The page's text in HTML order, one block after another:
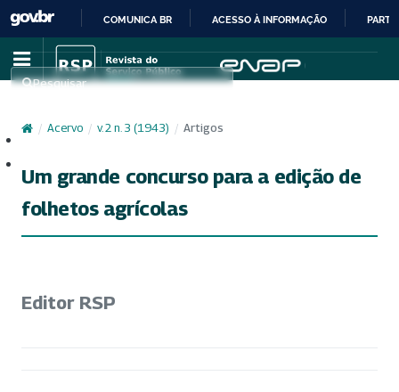
IR
PARA
CONTEÚDO
COMUNICA BR ACESSO À INFORMAÇÃO
Pesquisar
/ Acervo / v. 2 n. 3 (1943) / Artigos
Um grande concurso para a edição de
folhetos agrícolas
Editor RSP